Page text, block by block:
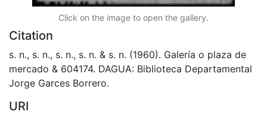
Click on the image to open the gallery.
Citation
s. n., s. n., s. n., s. n. & s. n. (1960). Galería o plaza de
mercado & 604174. DAGUA: Biblioteca Departamental
Jorge Garces Borrero.
URI